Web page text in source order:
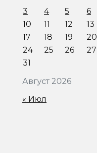
Август 2026
3
4 5 6
10
11 12 13
17
18 19 20
24
25 26 27
31
« Июл